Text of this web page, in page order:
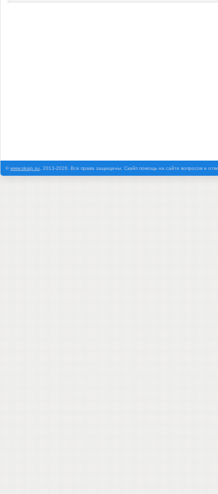
©www.skaip.su , 2013-2026. Все права защищены. Скайп помощь на сайте вопросов и